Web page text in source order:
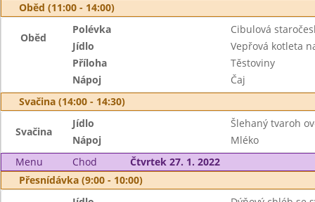
Oběd (11:00 - 14:00)
Oběd
Polévka
Cibulová
Jídlo
Vepřová kotleta
Příloha
Těstoviny
Nápoj
Čaj
Svačina (14:00 - 14:30)
Svačina
Jídlo
Šlehaný tvaroh
Nápoj
Mléko
Menu
Chod
Čtvrtek 27. 1. 2022
Přesnídávka (9:00 - 10:00)